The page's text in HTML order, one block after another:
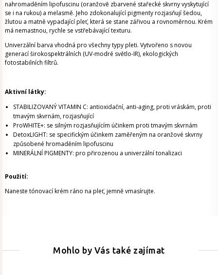
nahromaděním lipofuscinu (oranžově zbarvené stařecké skvrny vyskytující
se i na rukou) a melasmě. Jeho zdokonalující pigmenty rozjasňují šedou,
žlutou a matně vypadající pleť, která se stane zářivou a rovnoměrnou. Krém
má nemastnou, rychle se vstřebávající texturu.
Univerzální barva vhodná pro všechny typy pleti. Vytvořeno s novou
generací širokospektrálních (UV-modré světlo-IR), ekologických
fotostabilních filtrů.
Aktivní látky:
STABILIZOVANÝ VITAMIN C: antioxidační, anti-aging, proti vráskám, proti
tmavým skvrnám, rozjasňující
ProWHITE+: se silným rozjasňujícím účinkem proti tmavým skvrnám
DetoxLIGHT: se specifickým účinkem zaměřeným na oranžové skvrny
způsobené hromaděním lipofuscinu
MINERÁLNÍ PIGMENTY: pro přirozenou a univerzální tonalizaci
Použití:
Naneste tónovací krém ráno na pleť, jemně vmasírujte.
Mohlo by Vás také zajímat